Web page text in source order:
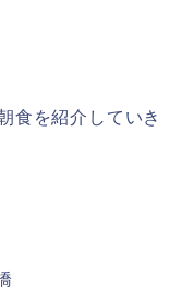
食を紹介していき